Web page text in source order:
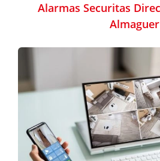
Alarmas Securitas
Almaguer